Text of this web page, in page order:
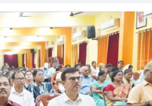
सुबोध कुमार ने प्रशिक्षणार्थियों को